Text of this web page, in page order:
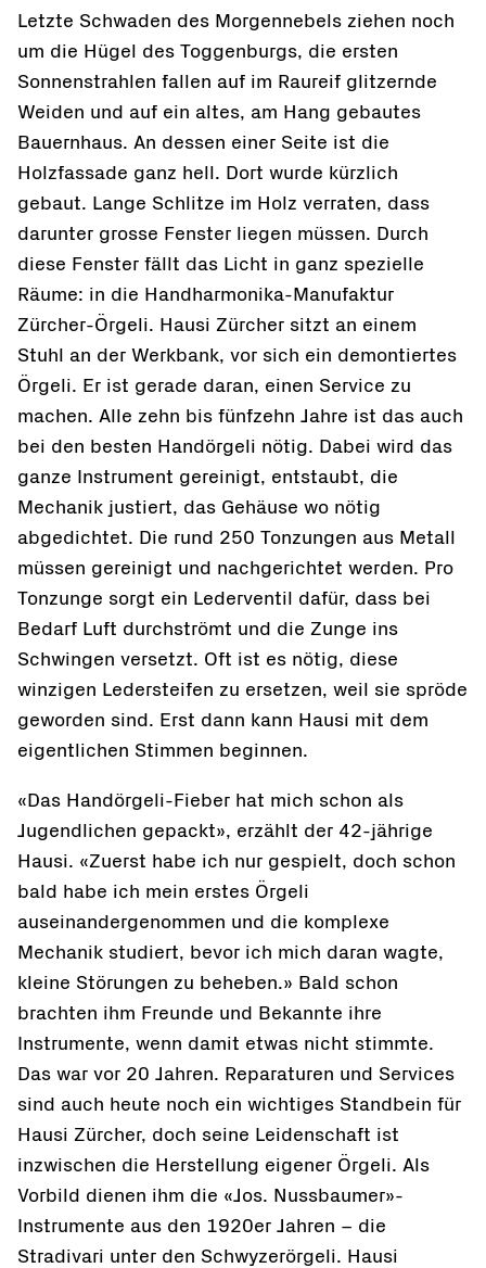
Letzte Schwaden des Morgennebels ziehen noch
um die Hügel des Toggenburgs, die ersten
Sonnenstrahlen fallen auf im Raureif glitzernde
Weiden und auf ein altes, am Hang gebautes
Bauernhaus. An dessen einer Seite ist die
Holzfassade ganz hell. Dort wurde kürzlich
gebaut. Lange Schlitze im Holz verraten, dass
darunter grosse Fenster liegen müssen. Durch
diese Fenster fällt das Licht in ganz spezielle
Räume: in die Handharmonika-Manufaktur
Zürcher-Örgeli. Hausi Zürcher sitzt an einem
Stuhl an der Werkbank, vor sich ein demontiertes
Örgeli. Er ist gerade daran, einen Service zu
machen. Alle zehn bis fünfzehn Jahre ist das auch
bei den besten Handörgeli nötig. Dabei wird das
ganze Instrument gereinigt, entstaubt, die
Mechanik justiert, das Gehäuse wo nötig
abgedichtet. Die rund 250 Tonzungen aus Metall
müssen gereinigt und nachgerichtet werden. Pro
Tonzunge sorgt ein Lederventil dafür, dass bei
Bedarf Luft durchströmt und die Zunge ins
Schwingen versetzt. Oft ist es nötig, diese
winzigen Ledersteifen zu ersetzen, weil sie spröde
geworden sind. Erst dann kann Hausi mit dem
eigentlichen Stimmen beginnen.
«Das Handörgeli-Fieber hat mich schon als
Jugendlichen gepackt», erzählt der 42-jährige
Hausi. «Zuerst habe ich nur gespielt, doch schon
bald habe ich mein erstes Örgeli
auseinandergenommen und die komplexe
Mechanik studiert, bevor ich mich daran wagte,
kleine Störungen zu beheben.» Bald schon
brachten ihm Freunde und Bekannte ihre
Instrumente, wenn damit etwas nicht stimmte.
Das war vor 20 Jahren. Reparaturen und Services
sind auch heute noch ein wichtiges Standbein für
Hausi Zürcher, doch seine Leidenschaft ist
inzwischen die Herstellung eigener Örgeli. Als
Vorbild dienen ihm die «Jos. Nussbaumer»-
Instrumente aus den 1920er Jahren – die
Stradivari unter den Schwyzerörgeli. Hausi